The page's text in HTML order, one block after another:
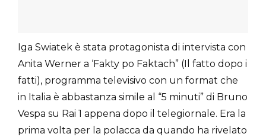
Iga Swiatek è stata protagonista di intervista con
Anita Werner a ‘Fakty po Faktach” (Il fatto dopo i
fatti), programma televisivo con un format che
in Italia è abbastanza simile al “5 minuti” di Bruno
Vespa su Rai 1 appena dopo il telegiornale. Era la
prima volta per la polacca da quando ha rivelato